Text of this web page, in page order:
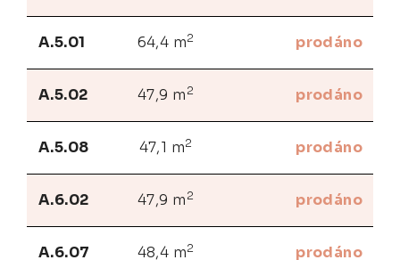
A.5.01 64,4 m2 prodáno
A.5.02 47,9 m 2 prodáno
A.5.08 47,1 m2 prodáno
A.6.02 47,9 m 2 prodáno
A.6.07 48,4 m2 prodáno